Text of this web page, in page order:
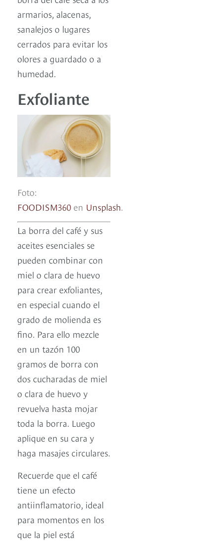
armarios, alacenas,
sanalejos o lugares
cerrados para evitar los
olores a guardado o a
humedad.
Exfoliante
Foto:
FOODISM360 en Unsplash.
La borra del café y sus
aceites esenciales se
pueden combinar con
miel o clara de huevo
para crear exfoliantes,
en especial cuando el
grado de molienda es
fino. Para ello mezcle
en un tazón 100
gramos de borra con
dos cucharadas de miel
o clara de huevo y
revuelva hasta mojar
toda la borra. Luego
aplique en su cara y
haga masajes circulares.
Recuerde que el café
tiene un efecto
antiinflamatorio, ideal
para momentos en los
que la piel está